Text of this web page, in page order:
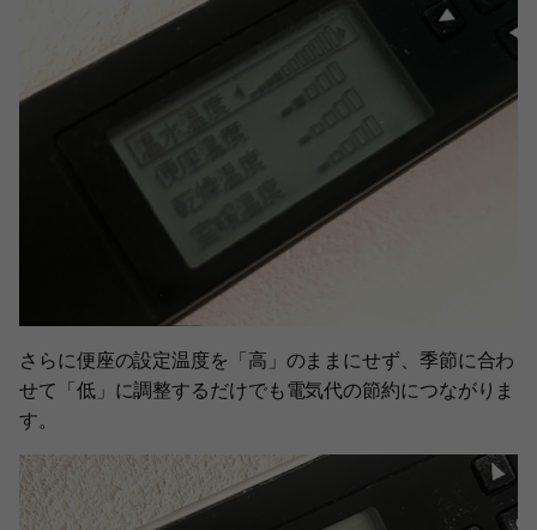
さらに便座の設定温度を「高」のままにせず、季節に合わ
せて「低」に調整するだけでも電気代の節約につながりま
す。